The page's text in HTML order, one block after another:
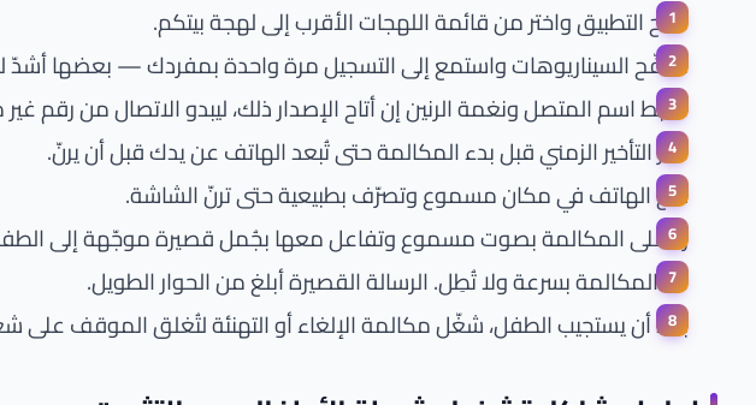
افتح التطبيق واختر من قائمة اللهجات الأقرب إلى لهجة بيتكم.
تصفّح السيناريوهات واستمع إلى التسجيل مرة واحدة بمفردك — بعضها أشدّ
اضبط اسم المتصل ونغمة الرنين إن أتاح الإصدار ذلك، ليبدو الاتصال من رقم
اختر التأخير الزمني قبل بدء المكالمة حتى تُبعد الهاتف عن يدك قبل أن يرنّ.
ضع الهاتف في مكان مسموع وتصرّف بطبيعية حتى ترنّ الشاشة.
ردّ على المكالمة بصوت مسموع وتفاعل معها بجُمل قصيرة موجّهة إلى
أنهِ المكالمة بسرعة ولا تُطِل. الرسالة القصيرة أبلغ من الحوار الطويل.
بعد أن يستجيب الطفل، شغّل مكالمة الإلغاء أو التهنئة لتُغلق الموقف على